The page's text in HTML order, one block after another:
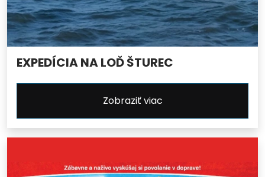
EXPEDÍCIA NA LOĎ ŠTUREC
Zobraziť viac